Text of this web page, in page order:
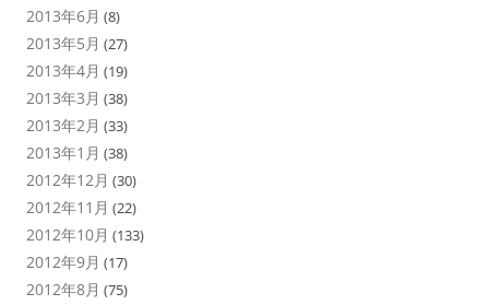
2013年6月 (8)
2013年5月 (27)
2013年4月 (19)
2013年3月 (38)
2013年2月 (33)
2013年1月 (38)
2012年12月 (30)
2012年11月 (22)
2012年10月 (133)
2012年9月 (17)
2012年8月 (75)